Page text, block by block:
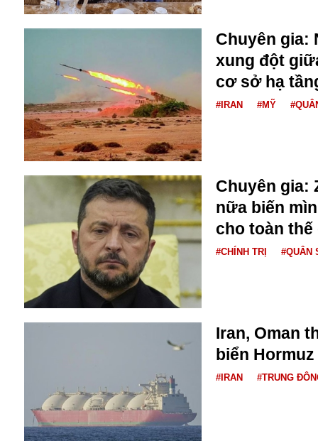
Biển Đen
Biến chủng
Bakhmut
Bulagria
Công nghệ
Chuyện hay
Chuyện lạ
Cuộc sống quanh ta
Casino
Chiến tranh thương mại
Chi hội phụ nữ TTTM Mátxcơva
Cấm bay
Cao tốc
Canada
Chuyên gia:
xung đột
cơ sở hạ
#IRAN #MỸ
Chuyên gia:
nữa biến
cho toàn thế
#CHÍNH TRỊ #QUÂN
Iran, Oman
biển
#IRAN #TRUNG